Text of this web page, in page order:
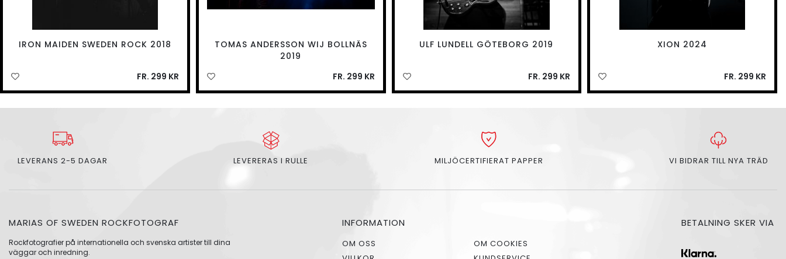
IRON MAIDEN SWEDEN ROCK 2018
FR. 299 KR
TOMAS ANDERSSON WIJ BOLLNÄS
2019
FR. 299 KR
ULF LUNDELL GÖTEBORG 2019
FR. 299 KR
XION 2024
FR. 299 KR
LEVERANS 2-5 DAGAR LEVERERAS I RULLE MILJÖCERTIFIERAT PAPPER VI BIDRAR TILL NYA TRÄD
MARIAS OF SWEDEN ROCKFOTOGRAF
Rockfotografier på internationella och svenska artister till dina
väggar och inredning.
INFORMATION
OM OSS
OM COOKIES
BETALNING SKER VIA